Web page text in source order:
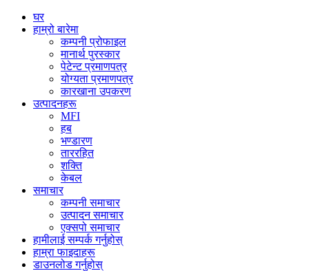
घर
हाम्रो बारेमा
कम्पनी प्रोफाइल
मानार्थ पुरस्कार
पेटेन्ट प्रमाणपत्र
योग्यता प्रमाणपत्र
कारखाना उपकरण
उत्पादनहरू
MFI
हब
भण्डारण
ताररहित
शक्ति
केबल
समाचार
कम्पनी समाचार
उत्पादन समाचार
एक्सपो समाचार
हामीलाई सम्पर्क गर्नुहोस्
हाम्रा फाइदाहरू
डाउनलोड गर्नुहोस्